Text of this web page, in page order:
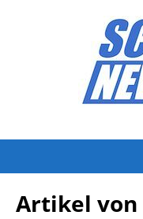
Artikel von